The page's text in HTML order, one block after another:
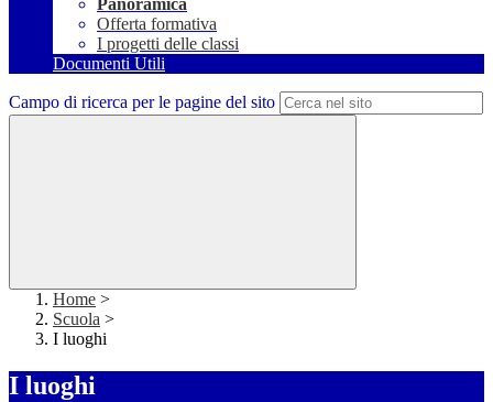
Panoramica
Offerta formativa
I progetti delle classi
Documenti Utili
Campo di ricerca per le pagine del sito
Home >
Scuola >
I luoghi
I luoghi